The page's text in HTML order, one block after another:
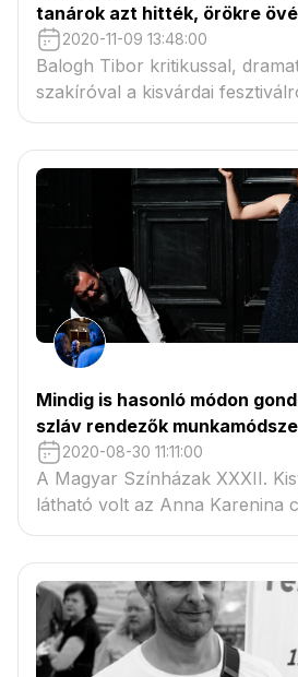
tanárok azt hitték, örökre
2020-11-09 13:48:00
Balogh Tibor kritikussal,
szakíróval a kisvárdai
Filmművészeti Egyetemről és
hatvan év magyar színházi
beszélgettem.
Mindig is hasonló módon
szláv rendezők
2020-08-30 11:11:00
A Magyar Színházak XXXII.
látható volt az Anna Karenina
címszerepet megformáló
meghatározó nőalakjáról, a
próbafolyamatról és az
kérdésekről is beszélgettem.